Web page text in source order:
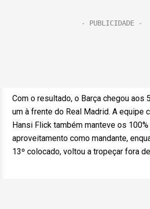
Com o resultado, o Barça chegou aos
um à frente do Real Madrid. A equipe
Hansi Flick também manteve os
aproveitamento como mandante,
13º colocado, voltou a tropeçar fora